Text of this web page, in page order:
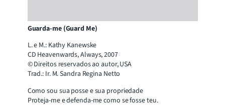
Guarda-me (Guard Me)
L. e M.: Kathy Kanewske
CD Heavenwards, Always, 2007
© Direitos reservados ao autor, USA
Trad.: Ir. M. Sandra Regina Netto
Como sou sua posse e sua propriedade
Proteja-me e defenda-me como se fosse teu.